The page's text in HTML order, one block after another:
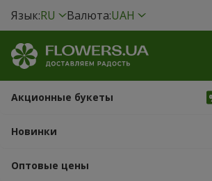
Язык:RU Валюта:UAH
Акционные букеты
Новинки
Оптовые цены